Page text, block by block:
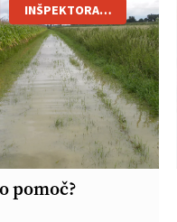
INŠPEKTORATRS
pomoč?